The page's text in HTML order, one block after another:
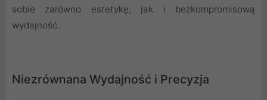
sobie zarówno estetykę, jak i bezkompromisową
wydajność.
Niezrównana Wydajność i Precyzja